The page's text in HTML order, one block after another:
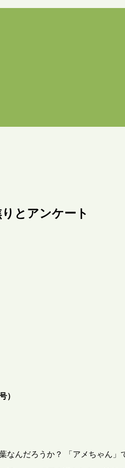
とアンケート
）
んだろうか？ 「アメちゃん